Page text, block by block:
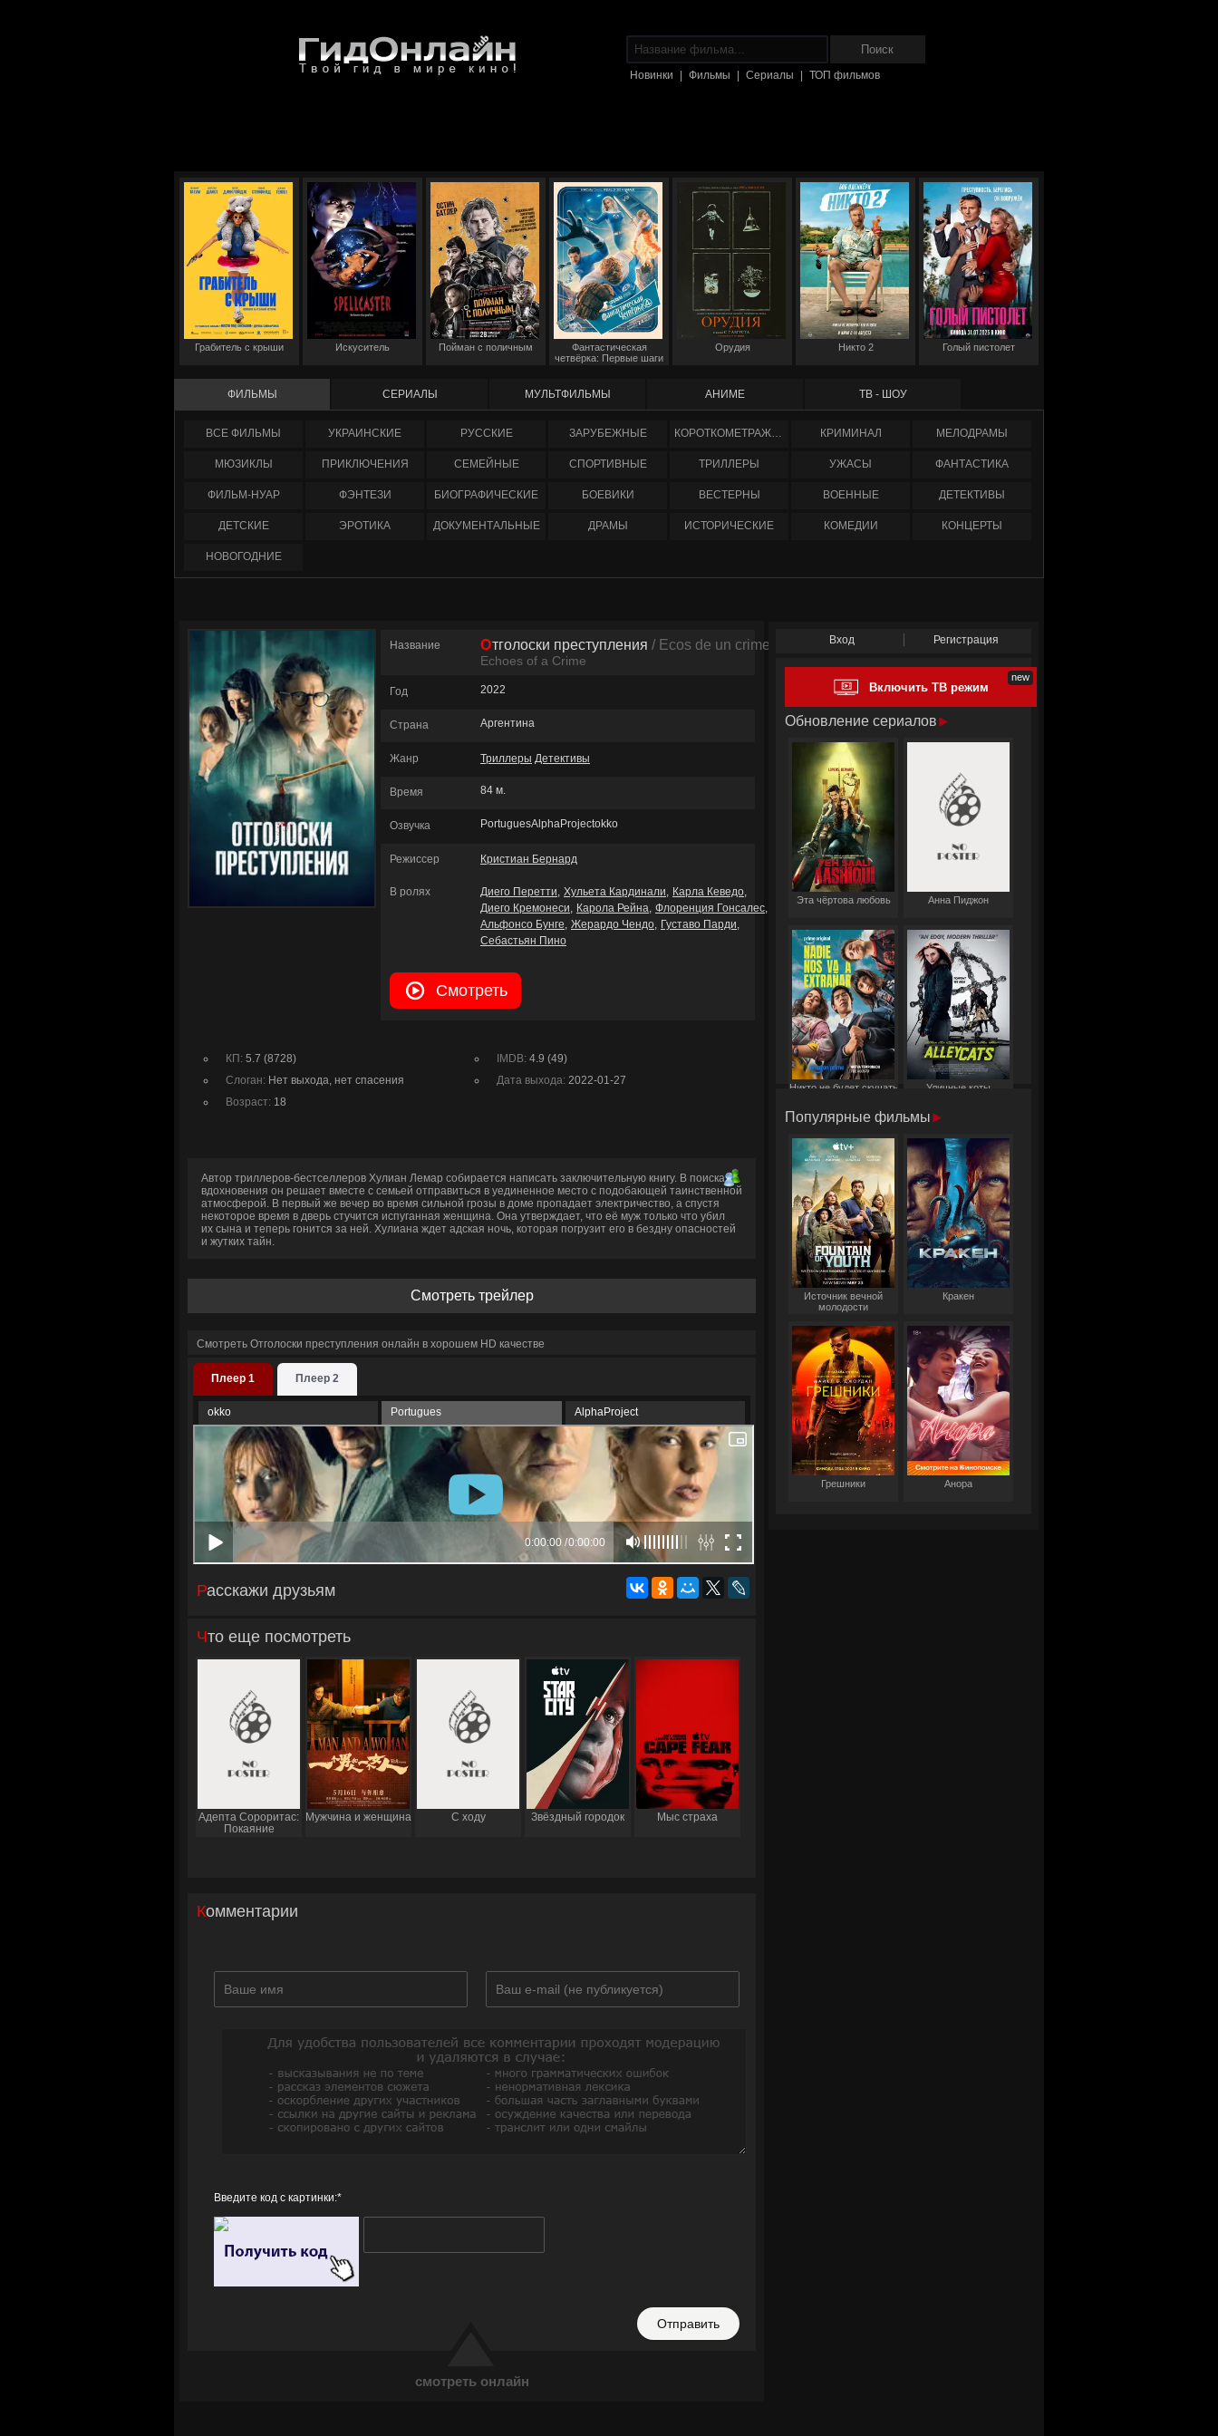
Новинки Фильмы Сериалы ТОП фильмов
Грабитель с крыши Искуситель Пойман с поличным
Фантастическая
четвёрка: Первые шаги
Орудия Никто 2 Голый пистолет
ФИЛЬМЫ СЕРИАЛЫ МУЛЬТФИЛЬМЫ АНИМЕ ТВ - ШОУ
ФИЛЬМЫ УКРАИНCКИЕ РУССКИЕ ЗАРУБЕЖНЫЕ КОРОТКОМЕТРАЖНЫЕ КРИМИНАЛ МЕЛОДРАМЫ
МЮЗИКЛЫ ПРИКЛЮЧЕНИЯ СЕМЕЙНЫЕ СПОРТИВНЫЕ ТРИЛЛЕРЫ УЖАСЫ ФАНТАСТИКА
ФИЛЬМ-НУАР ФЭНТЕЗИ БИОГРАФИЧЕСКИЕ БОЕВИКИ ВЕСТЕРНЫ ВОЕННЫЕ ДЕТЕКТИВЫ
ДЕТСКИЕ ЭРОТИКА ДОКУМЕНТАЛЬНЫЕ ДРАМЫ ИСТОРИЧЕСКИЕ КОМЕДИИ КОНЦЕРТЫ
НОВОГОДНИЕ
смотреть онлайн
Название Отголоски преступления / Ecos de un crimen
Echoes of a Crime
Год 2022
Страна Аргентина
Жанр Триллеры Детективы
Время 84 м.
Озвучка PortuguesAlphaProjectokko
Режиссер Кристиан Бернард
В ролях Диего Перетти Хульета Кардинали
Карла Кеведо
Диего Кремонеси
Карола Рейна Флоренция Гонсалес
Альфонсо Бунге Жерардо Чендо
Густаво Парди
Себастьян Пино
Смотреть
КП: 5.7 (8728) IMDB:4.9 (49)
Слоган: Нет выхода, нет спасения Дата выхода:2022-01-27
Возраст: 18
Автор триллеров-бестселлеров Хулиан Лемар собирается написать заключительную книгу. В поисках
вдохновения он решает вместе с семьей отправиться в уединенное место с подобающей таинственной
атмосферой. В первый же вечер во время сильной грозы в доме пропадает электричество, а спустя
некоторое время в дверь стучится испуганная женщина. Она утверждает, что её муж только что убил
их сына и теперь гонится за ней. Хулиана ждет адская ночь, которая погрузит его в бездну опасностей
и жутких тайн.
Смотреть трейлер
Смотреть Отголоски преступления онлайн в хорошем HD качестве
Плеер 1 Плеер 2
okko Portugues AlphaProject
Расскажи друзьям
Что еще посмотреть
Адепта Сороритас:
Покаяние
Мужчина и женщина С ходу Звёздный городок Мыс страха
Комментарии
Введите код с картинки:*
Отправить
Вход Регистрация
Включить ТВ режим
Обновление сериалов
Эта чёртова любовь Анна Пиджон
Никто не будет скучать
Уличные коты
Популярные фильмы
Источник вечной
молодости
Кракен
Грешники Анора